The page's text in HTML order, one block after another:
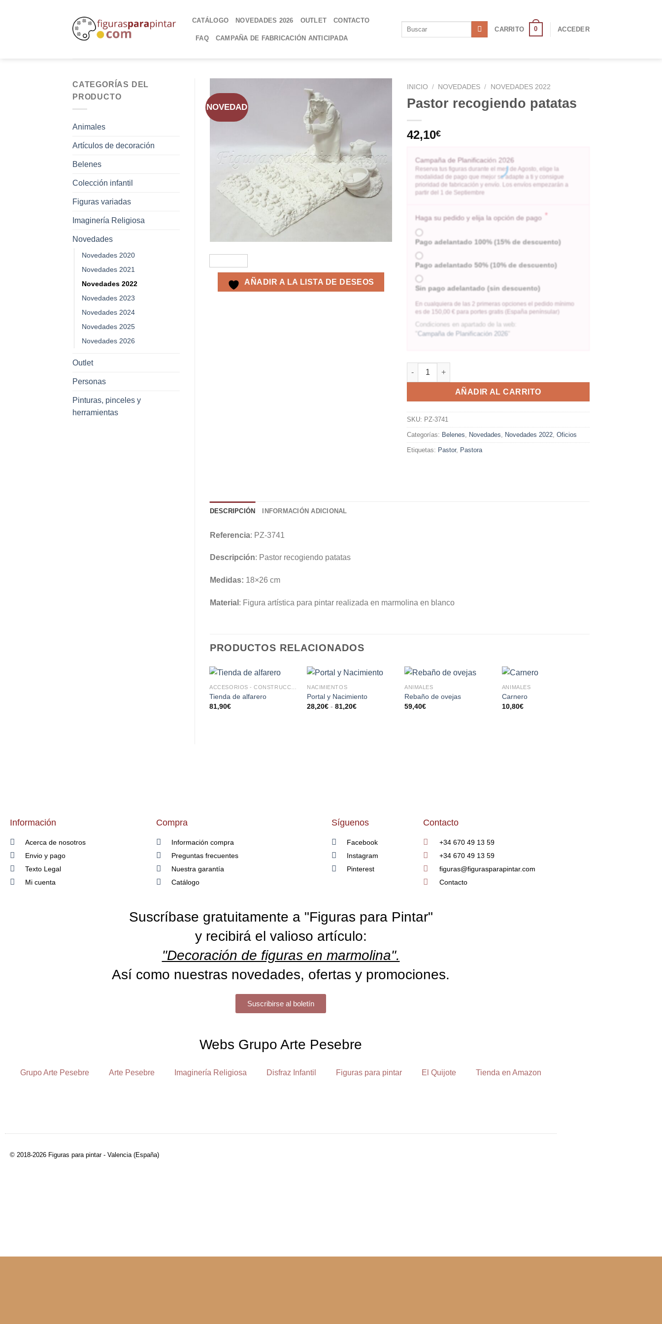
CATÁLOGO NOVEDADES 2026 OUTLET CONTACTO
FAQ CAMPAÑA DE FABRICACIÓN ANTICIPADA
CARRITO 0 ACCEDER
CATEGORÍAS DEL
PRODUCTO
Animales
Artículos de decoración
Belenes
Colección infantil
Figuras variadas
Imaginería Religiosa
Novedades
Novedades 2020
Novedades 2021
Novedades 2022
Novedades 2023
Novedades 2024
Novedades 2025
Novedades 2026
Outlet
Personas
Pinturas, pinceles y
herramientas
NOVEDAD
DE
DESEOS
AÑADIR A LA LISTA DE DESEOS
INICIO / NOVEDADES / NOVEDADES 2022
Pastor recogiendo patatas
42,10€
Campaña de Planificación 2026
Reserva tus figuras durante el mes de Agosto, elige la
modalidad de pago que mejor se adapte a ti y consigue
prioridad de fabricación y envío. Los envíos empezarán a
partir del 1 de Septiembre
Haga su pedido y elija la opción de pago *
Pago adelantado 100% (15% de descuento)
Pago adelantado 50% (10% de descuento)
Sin pago adelantado (sin descuento)
En cualquiera de las 2 primeras opciones el pedido mínimo
es de 150,00 € para portes gratis (España penínsular)
Condiciones en apartado de la web:
" Campaña de Planificación 2026 "
AÑADIR AL CARRITO
SKU: PZ-3741
Categorías: Belenes Novedades Novedades 2022 ,Oficios
Etiquetas: Pastor, Pastora
DESCRIPCIÓN INFORMACIÓN ADICIONAL
Referencia: PZ-3741
Descripción: Pastor recogiendo patatas
Medidas: 18×26 cm
Material : Figura artística para pintar realizada en marmolina en blanco
PRODUCTOS RELACIONADOS
Tienda de alfarero
81,90€
AÑADIR
NACIMIENTOS
Portal y Nacimiento
28,20€ - 81,20€
ANIMALES
Rebaño de ovejas
59,40€
ANIMALES
Carnero
10,80€
Información
Acerca de nosotros
Envio y pago
Texto Legal
Mi cuenta
Compra
Información compra
Preguntas frecuentes
Nuestra garantía
Catálogo
Síguenos
Facebook
Instagram
Pinterest
Contacto
+34 670 49 13 59
+34 670 49 13 59
figuras@figurasparapintar.com
Contacto
Suscríbase gratuitamente a "Figuras para Pintar"
y recibirá el valioso artículo:
"Decoración de figuras en marmolina".
Así como nuestras novedades, ofertas y promociones.
Suscribirse al boletín
Webs Grupo Arte Pesebre
Grupo Arte Pesebre Arte Pesebre Imaginería Religiosa Disfraz Infantil Figuras para pintar El Quijote Tienda en Amazon
© 2018-2026 Figuras para pintar - Valencia (España)